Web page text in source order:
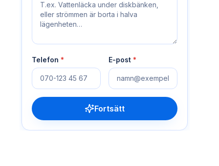
Telefon * E-post *
Fortsätt